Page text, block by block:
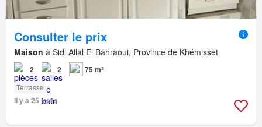
Consulter le prix
Maison à Sidi Allal El Bahraoui, Province de Khémisset
2 2 75 m²
Terrasse
Il y a 25 jours